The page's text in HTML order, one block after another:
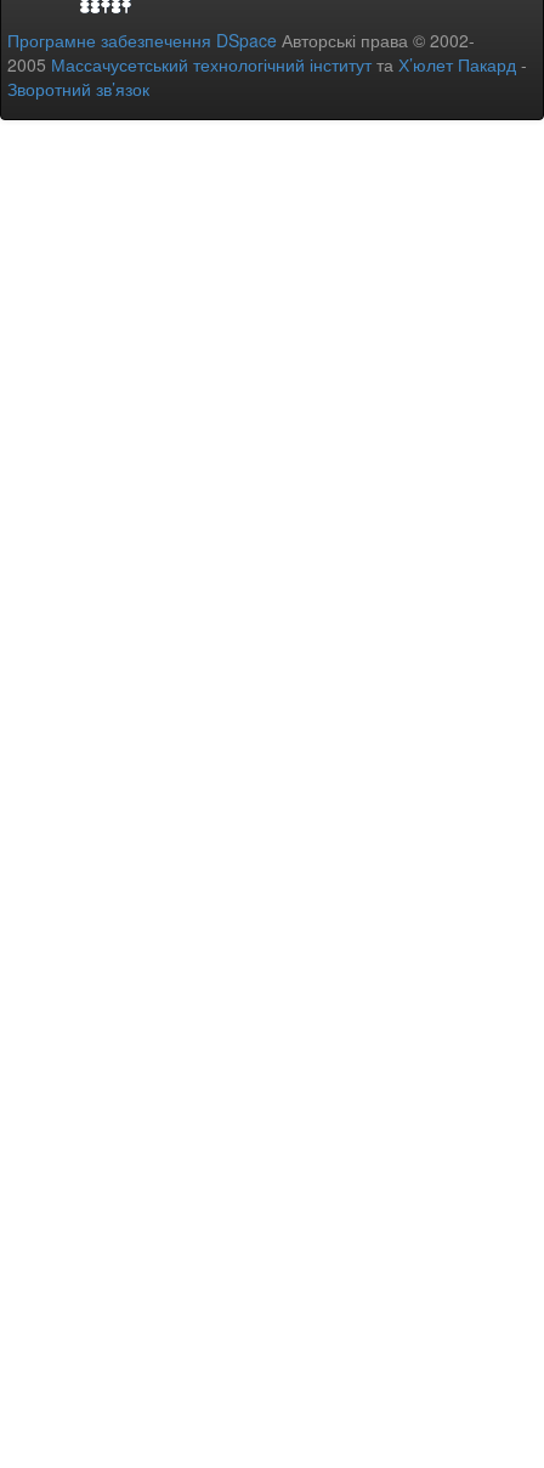
Програмне забезпечення DSpace Авторські права © 2002-
2005 Массачусетський технологічний інститутта Х’юлет Пакард -
Зворотний зв’язок